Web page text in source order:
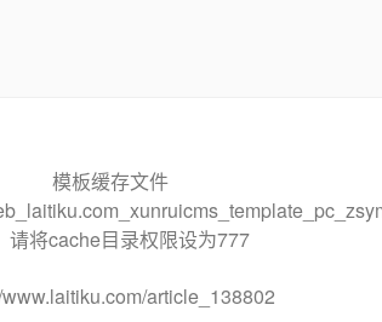
模板缓存文件
请将cache目录权限设为777
article_138802